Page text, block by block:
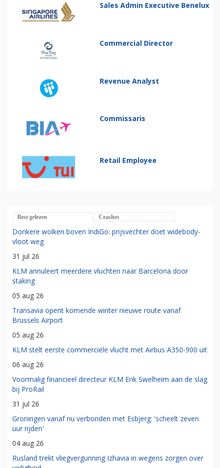
Sales Admin Executive Benelux
Commercial Director
Revenue Analyst
Commissaris
Retail Employee
Best gelezen Crashes
Donkere wolken boven IndiGo: prijsvechter doet widebody-
vloot weg
31 jul 26
KLM annuleert meerdere vluchten naar Barcelona door
staking
05 aug 26
Transavia opent komende winter nieuwe route vanaf
Brussels Airport
05 aug 26
KLM stelt eerste commerciële vlucht met Airbus A350-900 uit
06 aug 26
Voormalig financieel directeur KLM Erik Swelheim aan de slag
bij ProRail
31 jul 26
Groningen vanaf nu verbonden met Esbjerg: 'scheelt zeven
uur rijden'
04 aug 26
Rusland trekt vliegvergunning Izhavia in wegens zorgen over